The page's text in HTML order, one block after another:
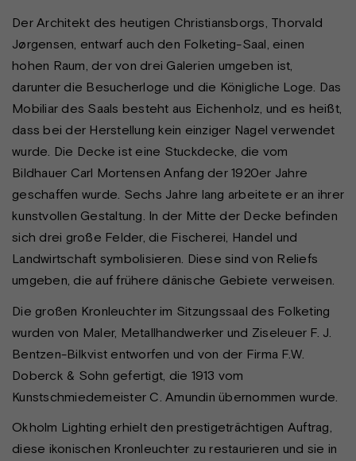
Der Architekt des heutigen Christiansborgs, Thorvald
Jørgensen, entwarf auch den Folketing-Saal, einen
hohen Raum, der von drei Galerien umgeben ist,
darunter die Besucherloge und die Königliche Loge. Das
Mobiliar des Saals besteht aus Eichenholz, und es heißt,
dass bei der Herstellung kein einziger Nagel verwendet
wurde. Die Decke ist eine Stuckdecke, die vom
Bildhauer Carl Mortensen Anfang der 1920er Jahre
geschaffen wurde. Sechs Jahre lang arbeitete er an ihrer
kunstvollen Gestaltung. In der Mitte der Decke befinden
sich drei große Felder, die Fischerei, Handel und
Landwirtschaft symbolisieren. Diese sind von Reliefs
umgeben, die auf frühere dänische Gebiete verweisen.
Die großen Kronleuchter im Sitzungssaal des Folketing
wurden von Maler, Metallhandwerker und Ziseleuer F. J.
Bentzen-Bilkvist entworfen und von der Firma F.W.
Doberck & Sohn gefertigt, die 1913 vom
Kunstschmiedemeister C. Amundin übernommen wurde.
Okholm Lighting erhielt den prestigeträchtigen Auftrag,
diese ikonischen Kronleuchter zu restaurieren und sie in